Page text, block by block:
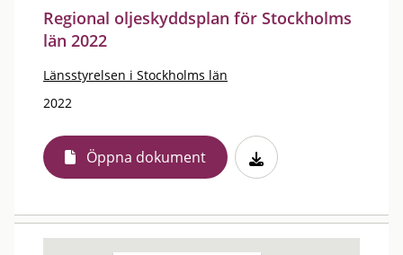
Regional oljeskyddsplan för Stockholms
län 2022
Länsstyrelsen i Stockholms län
2022
Öppna dokument